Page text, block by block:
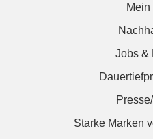
Mein
Jobs &
Starke Marken